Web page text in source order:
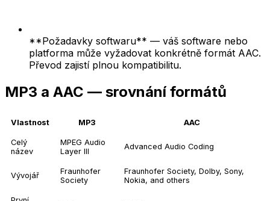
**Požadavky softwaru** — váš software nebo
platforma může vyžadovat konkrétně formát AAC.
Převod zajistí plnou kompatibilitu.
MP3 a AAC — srovnání formátů
Vlastnost MP3 AAC
Celý
název
MPEG Audio
Layer III
Advanced Audio Coding
Vývojář
Fraunhofer
Society
Fraunhofer Society, Dolby, Sony,
Nokia, and others